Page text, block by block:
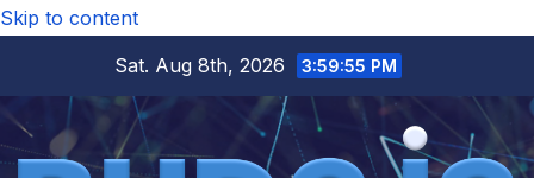
Skip to content
Sat. Aug 8th, 2026
3:59:56 PM